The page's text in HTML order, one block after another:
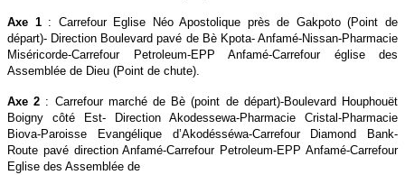
Axe 1: Carrefour Eglise Néo Apostolique près de Gakpoto (Point de
départ)- Direction Boulevard pavé de Bè Kpota- Anfamé-Nissan-Pharmacie
Miséricorde-Carrefour Petroleum-EPP Anfamé-Carrefour église des
Assemblée de Dieu (Point de chute).
Axe 2 : Carrefour marché de Bè (point de départ)-Boulevard Houphouët
Boigny côté Est- Direction Akodessewa-Pharmacie Cristal-Pharmacie
Biova-Paroisse Evangélique d’Akodésséwa-Carrefour Diamond Bank-
Route pavé direction Anfamé-Carrefour Petroleum-EPP Anfamé-Carrefour
Eglise des Assemblée de